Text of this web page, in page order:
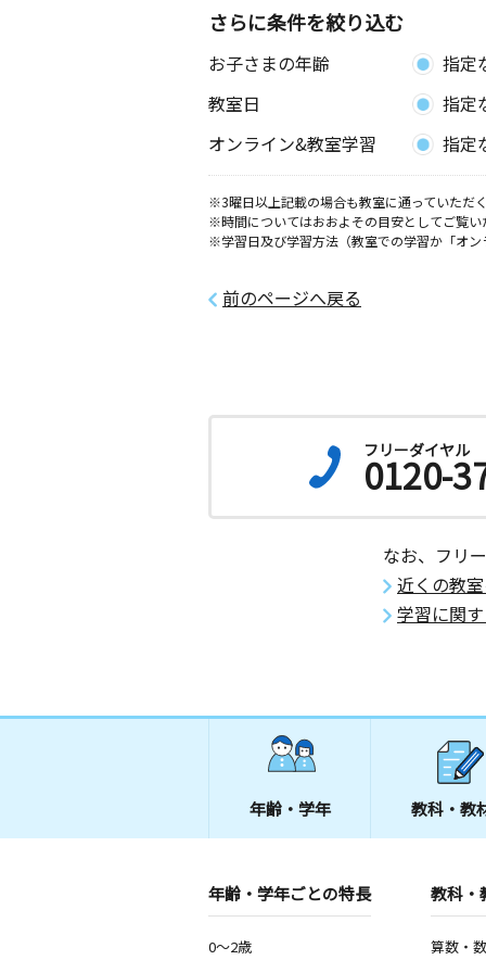
さらに条件を絞り込む
お子さまの年齢
指定
教室日
指定
オンライン&教室学習
指定
※3曜日以上記載の場合も教室に通っていただ
※時間についてはおおよその目安としてご覧
※学習日及び学習方法（教室での学習か「オ
前のページへ戻る
フリーダイヤル
0120-
なお、フリ
近くの教
学習に関
年齢・学年 教科・教
年齢・学年ごとの特長
0～2歳
教科・
算数・